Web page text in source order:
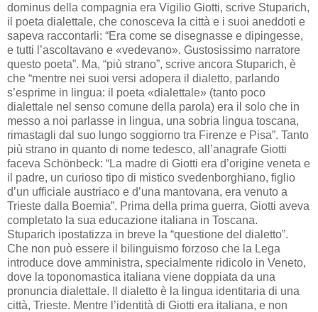
dominus della compagnia era Vigilio Giotti, scrive Stuparich,
il poeta dialettale, che conosceva la città e i suoi aneddoti e
sapeva raccontarli: “Era come se disegnasse e dipingesse,
e tutti l’ascoltavano e «vedevano». Gustosissimo narratore
questo poeta”. Ma, “più strano”, scrive ancora Stuparich, è
che “mentre nei suoi versi adopera il dialetto, parlando
s’esprime in lingua: il poeta «dialettale» (tanto poco
dialettale nel senso comune della parola) era il solo che in
messo a noi parlasse in lingua, una sobria lingua toscana,
rimastagli dal suo lungo soggiorno tra Firenze e Pisa”. Tanto
più strano in quanto di nome tedesco, all’anagrafe Giotti
faceva Schönbeck: “La madre di Giotti era d’origine veneta e
il padre, un curioso tipo di mistico svedenborghiano, figlio
d’un ufficiale austriaco e d’una mantovana, era venuto a
Trieste dalla Boemia”. Prima della prima guerra, Giotti aveva
completato la sua educazione italiana in Toscana.
Stuparich ipostatizza in breve la “questione del dialetto”.
Che non può essere il bilinguismo forzoso che la Lega
introduce dove amministra, specialmente ridicolo in Veneto,
dove la toponomastica italiana viene doppiata da una
pronuncia dialettale. Il dialetto è la lingua identitaria di una
città, Trieste. Mentre l’identità di Giotti era italiana, e non